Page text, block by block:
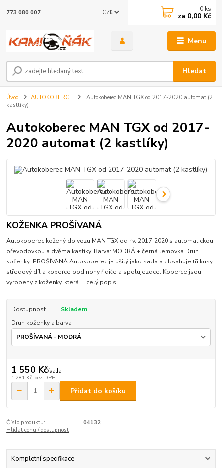
Menu
CZK
Hledat
773 080 007 0 ks
za 0,00 Kč
Úvod AUTOKOBERCE
Autokoberec MAN TGX od 2017-2020 automat (2
kastlíky)
Autokoberec MAN TGX od 2017-
2020 automat (2 kastlíky)
KOŽENKA PROŠÍVANÁ
Autokoberec kožený do vozu MAN TGX od r.v. 2017-2020 s automatickou
převodovkou a dvěma kastíky. Barva: MODRÁ + černá lemovka Druh
koženky: PROŠÍVANÁ Autokoberec je ušitý jako sada a obsahuje tři kusy,
středový díl a koberce pod nohy řidiče a spolujezdce. Koberce jsou
vyrobeny z koženky, která ... celý popis
Dostupnost
Skladem
Druh koženky a barva
1 550 Kč/sada
1 281 Kč bez DPH
Přidat do košíku
Číslo produktu:
04132
Hlídat cenu / dostupnost
Kompletní specifikace